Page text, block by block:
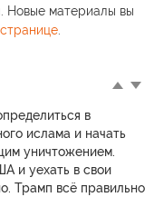
Новые материалы вы
.
в
ислама и начать
уничтожением.
и уехать в свои
Трамп всё правильно